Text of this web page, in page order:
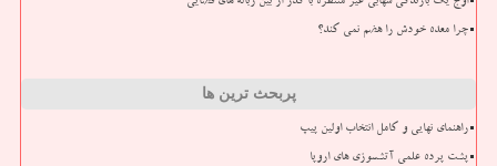
چرا معده خودش را هضم نمی کند؟
پربحث ترین ها
راهنمای نهایی و کامل انتخاب اولین پیپ
پشت پرده علمی آتشسوزی های اروپا